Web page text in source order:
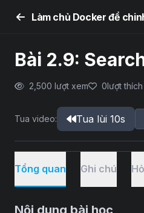
Làm chủ Docker để
Bài 2.9:
2,500 lượt xem 0lượt thích
Tua video: Tua lùi 10s
Tổng quan Ghi chú
Nội dung bài học